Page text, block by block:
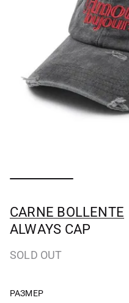
CARNE BOLLENTE
ALWAYS CAP
SOLD OUT
РАЗМЕР